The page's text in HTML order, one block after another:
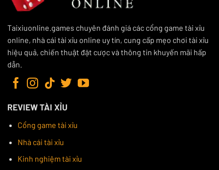
Taixiuonline.games chuyên đánh giá các cổng game tài xỉu
online, nhà cái tài xỉu online uy tín, cung cấp mẹo chơi tài xỉu
hiệu quả, chiến thuật đặt cược và thông tin khuyến mãi hấp
dẫn.
REVIEW TÀI XỈU
Cổng game tài xỉu
Nhà cái tài xỉu
Kinh nghiệm tài xỉu